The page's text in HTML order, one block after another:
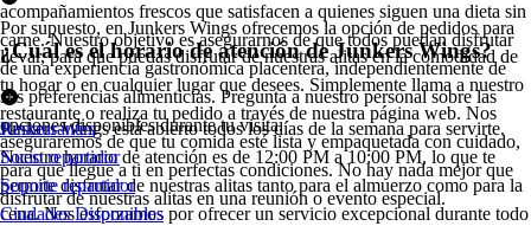
acompañamientos frescos que satisfacen a quienes siguen una dieta sin
carne. Nuestro objetivo es asegurarnos de que todos puedan disfrutar
de una experiencia gastronómica placentera, independientemente de
sus preferencias alimenticias. Pregunta a nuestro personal sobre las
opciones disponibles durante tu visita.
Por supuesto, en Junkers Wings ofrecemos la opción de pedidos para
llevar, para que puedas disfrutar de nuestras alitas en la comodidad de
tu hogar o en cualquier lugar que desees. Simplemente llama a nuestro
restaurante o realiza tu pedido a través de nuestra página web. Nos
aseguraremos de que tu comida esté lista y empaquetada con cuidado,
para que llegue a ti en perfectas condiciones. No hay nada mejor que
disfrutar de nuestras alitas en una reunión o evento especial.
¿Cuál es el horario de atención de Junkers Wings?
Junkers Wings está abierto todos los días de la semana para servirte.
Nuestro horario de atención es de 12:00 PM a 10:00 PM, lo que te
permite disfrutar de nuestras alitas tanto para el almuerzo como para la
cena. Nos esforzamos por ofrecer un servicio excepcional durante todo
Restaurantes
Socio repartidor
Soporte repartidor
Ciudades Disponibles